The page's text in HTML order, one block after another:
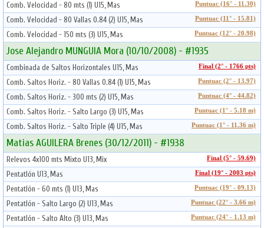
Comb. Velocidad - 80 mts (1) U15, Mas Puntuac (16° - 11.30)
Comb. Velocidad - 80 Vallas 0.84 (2) U15, Mas Puntuac (11° - 15.81)
Comb. Velocidad - 150 mts (3) U15, Mas Puntuac (12° - 20.98)
Jose Alejandro MUNGUIA Mora (10/10/2008) - #1935
Combinada de Saltos Horizontales U15, Mas Final (2° - 1766 pts)
Comb. Saltos Horiz. - 80 Vallas 0.84 (1) U15, Mas Puntuac (2° - 13.97)
Comb. Saltos Horiz. - 300 mts (2) U15, Mas Puntuac (4° - 44.82)
Comb. Saltos Horiz. - Salto Largo (3) U15, Mas Puntuac (1° - 5.18 m)
Comb. Saltos Horiz. - Salto Triple (4) U15, Mas Puntuac (1° - 11.36 m)
Matias AGUILERA Brenes (30/12/2011) - #1938
Relevos 4x100 mts Mixto U13, Mix Final (5° - 59.69)
Pentatlón U13, Mas Final (19° - 2003 pts)
Pentatlón - 60 mts (1) U13, Mas Puntuac (19° - 09.13)
Pentatlón - Salto Largo (2) U13, Mas Puntuac (22° - 3.66 m)
Pentatlón - Salto Alto (3) U13, Mas Puntuac (24° - 1.13 m)